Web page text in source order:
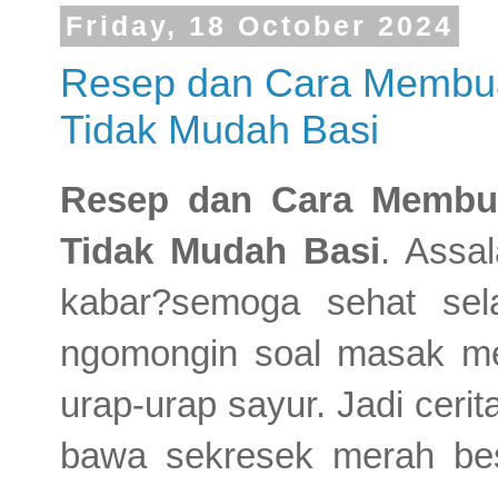
Friday, 18 October 2024
Resep dan Cara
Tidak Mudah Basi
Resep dan Cara
Tidak Mudah Basi.
kabar?semoga sehat
ngomongin soal masak
urap-urap sayur. Jadi
bawa sekresek merah